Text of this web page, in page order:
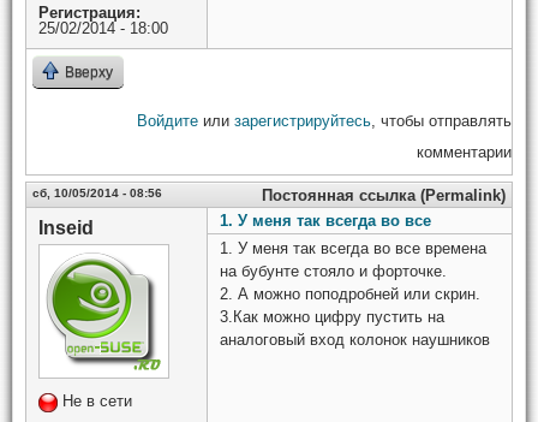
Регистрация:
25/02/2014 - 18:00
Вверху
Войдите или зарегистрируйтесь , чтобы отправлять
комментарии
сб, 10/05/2014 - 08:56 Постоянная ссылка (Permalink)
Inseid
Не в сети
1. У меня так всегда во все
1. У меня так всегда во все времена
на бубунте стояло и форточке.
2. А можно поподробней или скрин.
3.Как можно цифру пустить на
аналоговый вход колонок наушников